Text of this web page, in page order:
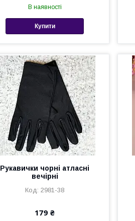
В наявності
Купити
Рукавички чорні атласні
вечірні
2981-38
179 ₴